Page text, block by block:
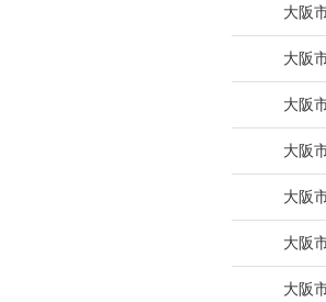
大阪
大阪
大阪
大阪
大阪
大阪
大阪